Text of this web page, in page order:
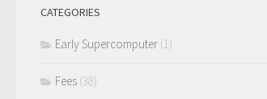
CATEGORIES
Early Supercomputer (1)
Fees (38)